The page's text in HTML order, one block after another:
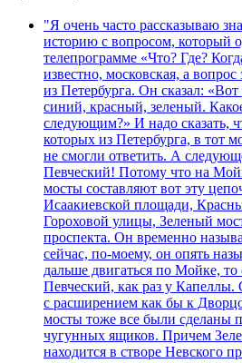
"Я очень часто рассказываю
историю с вопросом, который
телепрограмме «Что? Где?
известно, московская, а вопрос
из Петербурга. Он сказал: «Вот
синий, красный, зеленый.
следующим?» И надо сказать,
которых из Петербурга, в тот
не смогли ответить. А
Певческий! Потому что на
мосты составляют вот эту
Исаакиевской площади,
Гороховой улицы, Зеленый
проспекта. Он временно
сейчас, по-моему, он опять
дальше двигаться по Мойке,
Певческий, как раз у
с расширением как бы к
мосты тоже все были сделаны
чугунных ящиков. Причем
находится в створе Невского